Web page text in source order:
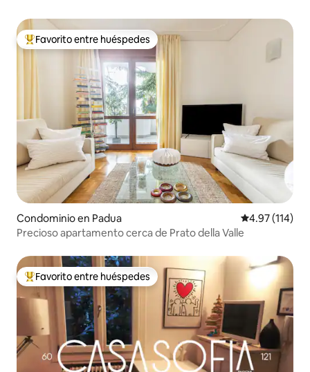
De los mejores en Favorito entre huéspedes
Favorito entre huéspedes
Condominio en Padua Calificación
4.97 (114)
Precioso apartamento cerca de Prato della Valle
De los mejores en Favorito entre huéspedes
Favorito entre huéspedes